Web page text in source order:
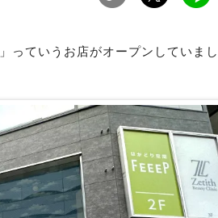
」っていうお店がオープンしていまし